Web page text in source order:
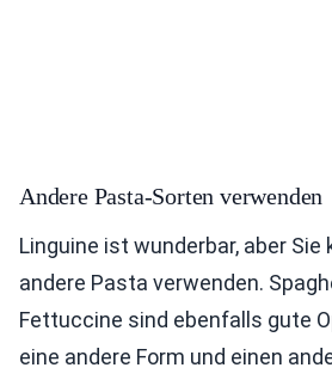
Andere Pasta-Sorten verwenden
Linguine ist wunderbar, aber Sie
andere Pasta verwenden.
Fettuccine sind ebenfalls gute
eine andere Form und einen